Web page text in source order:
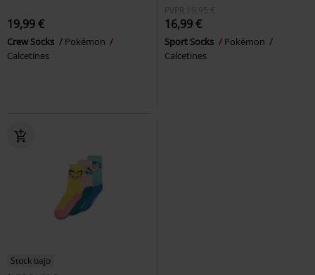
19,99 €
Crew Socks
Pokémon
Calcetines
PVPR 19,95 €
16,99 €
Sport Socks
Pokémon
Calcetines
Stock bajo